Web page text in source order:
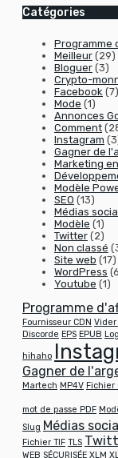
Catégories
Programme
Meilleur (29)
Bloguer (3)
Crypto-
Facebook (7)
Mode (1)
Annonces
Comment
Instagram
Gagner de
Marketing
Modèle
SEO (13)
Médias
Modèle (1)
Twitter (2)
Non classé
Site web (17)
WordPress
Youtube (1)
Programme
Fournisseur CDN Vider
Discorde EPS EPUB
hihaho
Gagner de
Martech MP4V Fichier
mot de passe PDF
Slug Médias
Fichier TIF TLS
WEB SÉCURISÉE XLM